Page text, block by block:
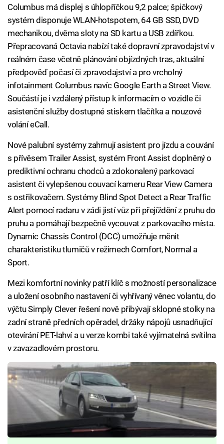
Columbus má displej s úhlopříčkou 9,2 palce; špičkový
systém disponuje WLAN-hotspotem, 64 GB SSD, DVD
mechanikou, dvěma sloty na SD kartu a USB zdířkou.
Přepracovaná Octavia nabízí také dopravní zpravodajství v
reálném čase včetně plánování objízdných tras, aktuální
předpověď počasí či zpravodajství a pro vrcholný
infotainment Columbus navíc Google Earth a Street View.
Součástí je i vzdálený přístup k informacím o vozidle či
asistenční služby dostupné stiskem tlačítka a nouzové
volání eCall.
Nové palubní systémy zahrnují asistent pro jízdu a couvání
s přívěsem Trailer Assist, systém Front Assist doplněný o
prediktivní ochranu chodců a zdokonalený parkovací
asistent či vylepšenou couvací kameru Rear View Camera
s ostřikovačem. Systémy Blind Spot Detect a Rear Traffic
Alert pomocí radaru v zádi jistí vůz při přejíždění z pruhu do
pruhu a pomáhají bezpečně vycouvat z parkovacího místa.
Dynamic Chassis Control (DCC) umožňuje měnit
charakteristiku tlumičů v režimech Comfort, Normal a
Sport.
Mezi komfortní novinky patří klíč s možností personalizace
a uložení osobního nastavení či vyhřívaný věnec volantu, do
výčtu Simply Clever řešení nově přibývají sklopné stolky na
zadní straně předních opěradel, držáky nápojů usnadňující
otevírání PET-lahví a u verze kombi také vyjímatelná svítilna
v zavazadlovém prostoru.